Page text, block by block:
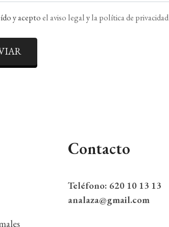
y aceptoel aviso legalyla política de privacidad
Contacto
Teléfono: 620 10 13 13
analaza@gmail.com